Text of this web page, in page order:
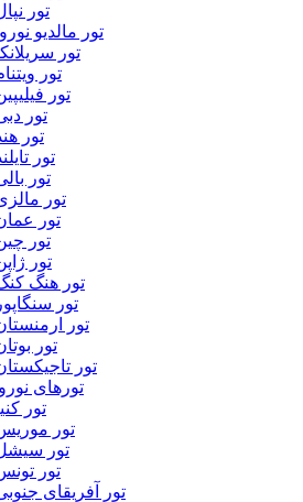
تور
تور مالدیو نوروز
تور
تور
تور
تور
تور
تور
تور
تور
تور
تور
تور
تور هنگ
تور
تور
تور
تور
تورهای
تور
تور
تور
تور
تور آفریقای